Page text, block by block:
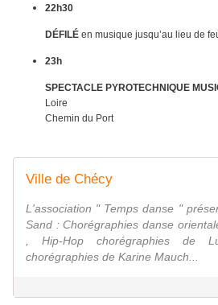
22h30
DÉFILÉ en musique jusqu’au lieu de
23h
SPECTACLE PYROTECHNIQUE
Loire
Chemin du Port
Ville de Chécy
L'association " Temps danse "
Sand : Chorégraphies danse
, Hip-Hop chorégraphies de
chorégraphies de Karine Mauch...